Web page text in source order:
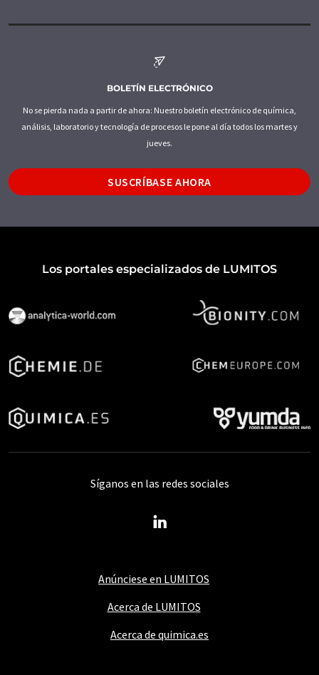
BOLETÍN ELECTRÓNICO
No se pierda nada a partir de ahora: Nuestro boletín electrónico de química,
análisis, laboratorio y tecnología de procesos le pone al día todos los martes y
jueves.
SUSCRÍBASE AHORA
Los portales especializados de LUMITOS
Anúnciese en LUMITOS
Acerca de LUMITOS
Acerca de quimica.es
Síganos en las redes sociales